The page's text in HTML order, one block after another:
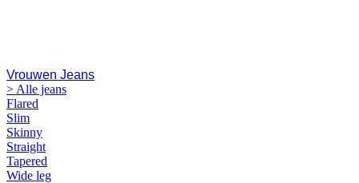
Vrouwen Jeans
> Alle jeans
Flared
Slim
Skinny
Straight
Tapered
Wide leg